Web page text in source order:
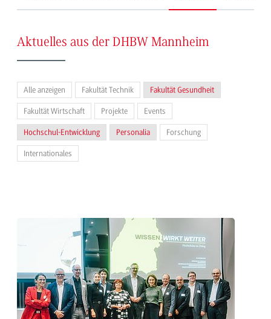
Aktuelles aus der DHBW Mannheim
Alle anzeigen Fakultät Technik Fakultät Gesundheit
Fakultät Wirtschaft Projekte Events
Hochschul-Entwicklung Personalia Forschung
Internationales